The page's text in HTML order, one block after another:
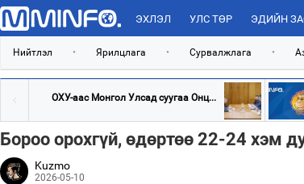
ЭХЛЭЛ УЛС ТӨР ЭДИЙН
Нийтлэл • Ярилцлага • Сурвалжлага •
ОХУ-аас Монгол Улсад суугаа Онц...
Бороо орохгүй, өдөртөө 22-24 хэм
Kuzmo
2026-05-10